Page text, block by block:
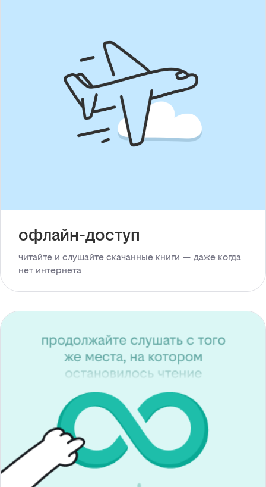
офлайн-доступ
читайте и слушайте скачанные книги — даже когда
нет интернета